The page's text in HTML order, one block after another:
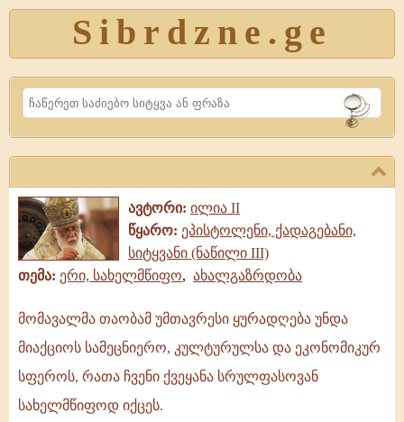
Sibrdzne.ge
Search
ავტორი: ილია II
წყარო: ეპისტოლენი, ქადაგებანი,
სიტყვანი (ნაწილი III)
თემა: ერი, სახელმწიფო, ახალგაზრდობა
მომავალმა
თაობამ
უმთავრესი
ყურადღება
მომავალმა თაობამ უმთავრესი ყურადღება უნდა
მიაქციოს სამეცნიერო, კულტურულსა და ეკონომიკურ
სფეროს, რათა ჩვენი ქვეყანა სრულფასოვან
სახელმწიფოდ იქცეს.